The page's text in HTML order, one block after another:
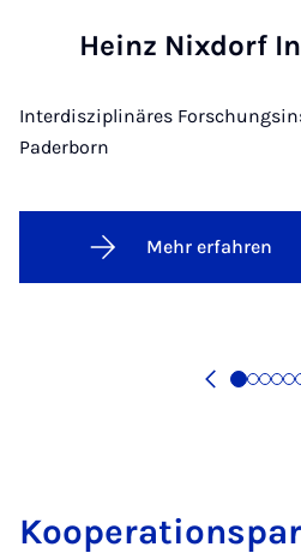
Heinz Nixdorf
Interdisziplinäres
Paderborn
Mehr erfahren